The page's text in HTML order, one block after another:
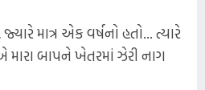
માત્ર એક વર્ષનો હતો... ત્યારે
બાપને ખેતરમાં ઝેરી નાગ